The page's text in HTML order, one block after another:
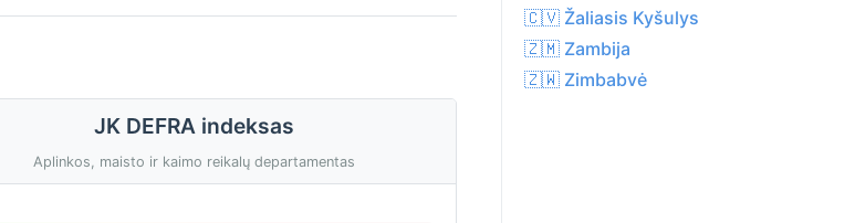
JK DEFRA indeksas
Aplinkos, maisto ir kaimo reikalų departamentas
🇨🇻 Žaliasis Kyšulys
🇿🇲 Zambija
🇿🇼 Zimbabvė